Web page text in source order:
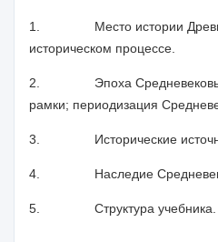
1.
Место истории
историческом процессе.
2.
Эпоха
рамки; периодизация
3. Исторические
4. Наследие
5. Структура учебника.